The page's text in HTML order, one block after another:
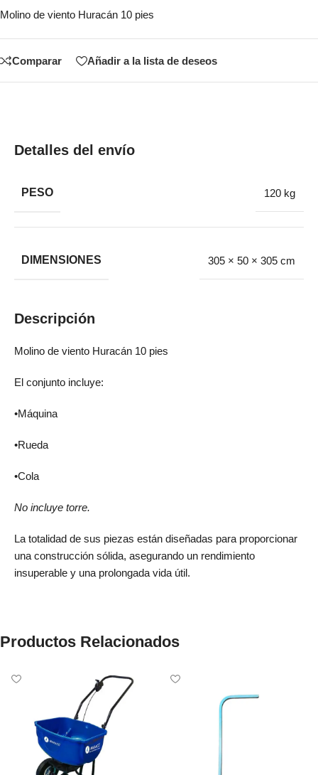
Molino de viento Huracán 10 pies
Comparar Añadir a la lista de deseos
Detalles del envío
PESO 120 kg
DIMENSIONES 305 × 50 × 305 cm
Descripción
Molino de viento Huracán 10 pies
El conjunto incluye:
•Máquina
•Rueda
•Cola
No incluye torre.
La totalidad de sus piezas están diseñadas para proporcionar
una construcción sólida, asegurando un rendimiento
insuperable y una prolongada vida útil.
Productos Relacionados